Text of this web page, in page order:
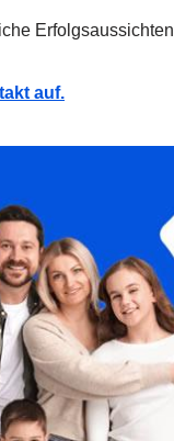
Erfolgsaussichten
auf.